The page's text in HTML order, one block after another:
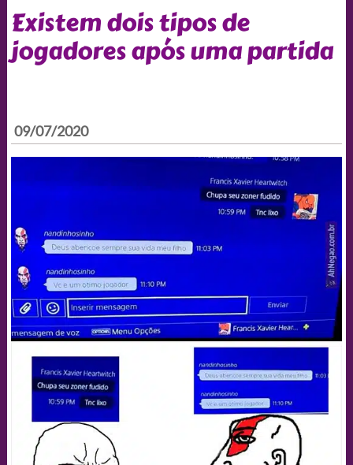
Existem dois tipos de
jogadores após uma partida
09/07/2020